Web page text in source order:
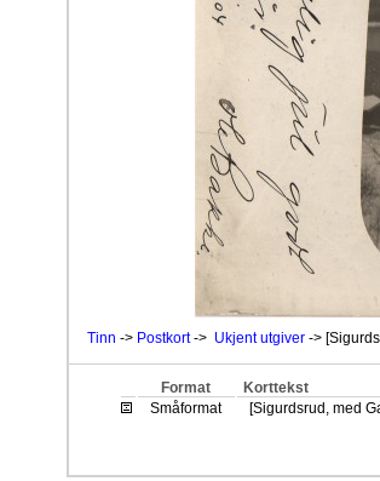
Tinn -> Postkort-> Ukjent utgiver ->
Format
Korttekst
Småformat
[Sigurdsrud, med